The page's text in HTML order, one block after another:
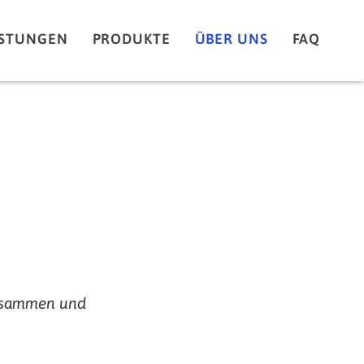
PRODUKTE ÜBER UNS FAQ
und